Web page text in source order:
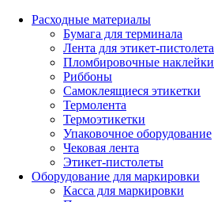
Расходные материалы
Бумага для терминала
Лента для этикет-пистолета
Пломбировочные наклейки
Риббоны
Самоклеящиеся этикетки
Термолента
Термоэтикетки
Упаковочное оборудование
Чековая лента
Этикет-пистолеты
Оборудование для маркировки
Касса для маркировки